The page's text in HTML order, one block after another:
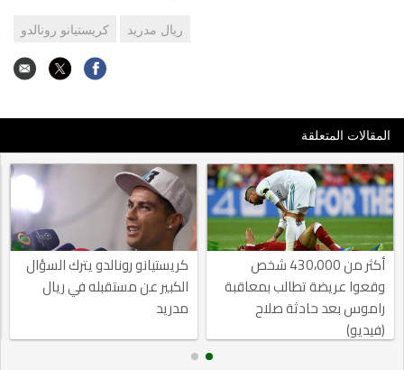
ريال مدريد كريستيانو رونالدو
المقالات المتعلقة
أكثر من 430،000 شخص
وقعوا عريضة تطالب بمعاقبة
راموس بعد حادثة صلاح
(فيديو)
كريستيانو رونالدو يترك السؤال
الكبير عن مستقبله في ريال
مدريد